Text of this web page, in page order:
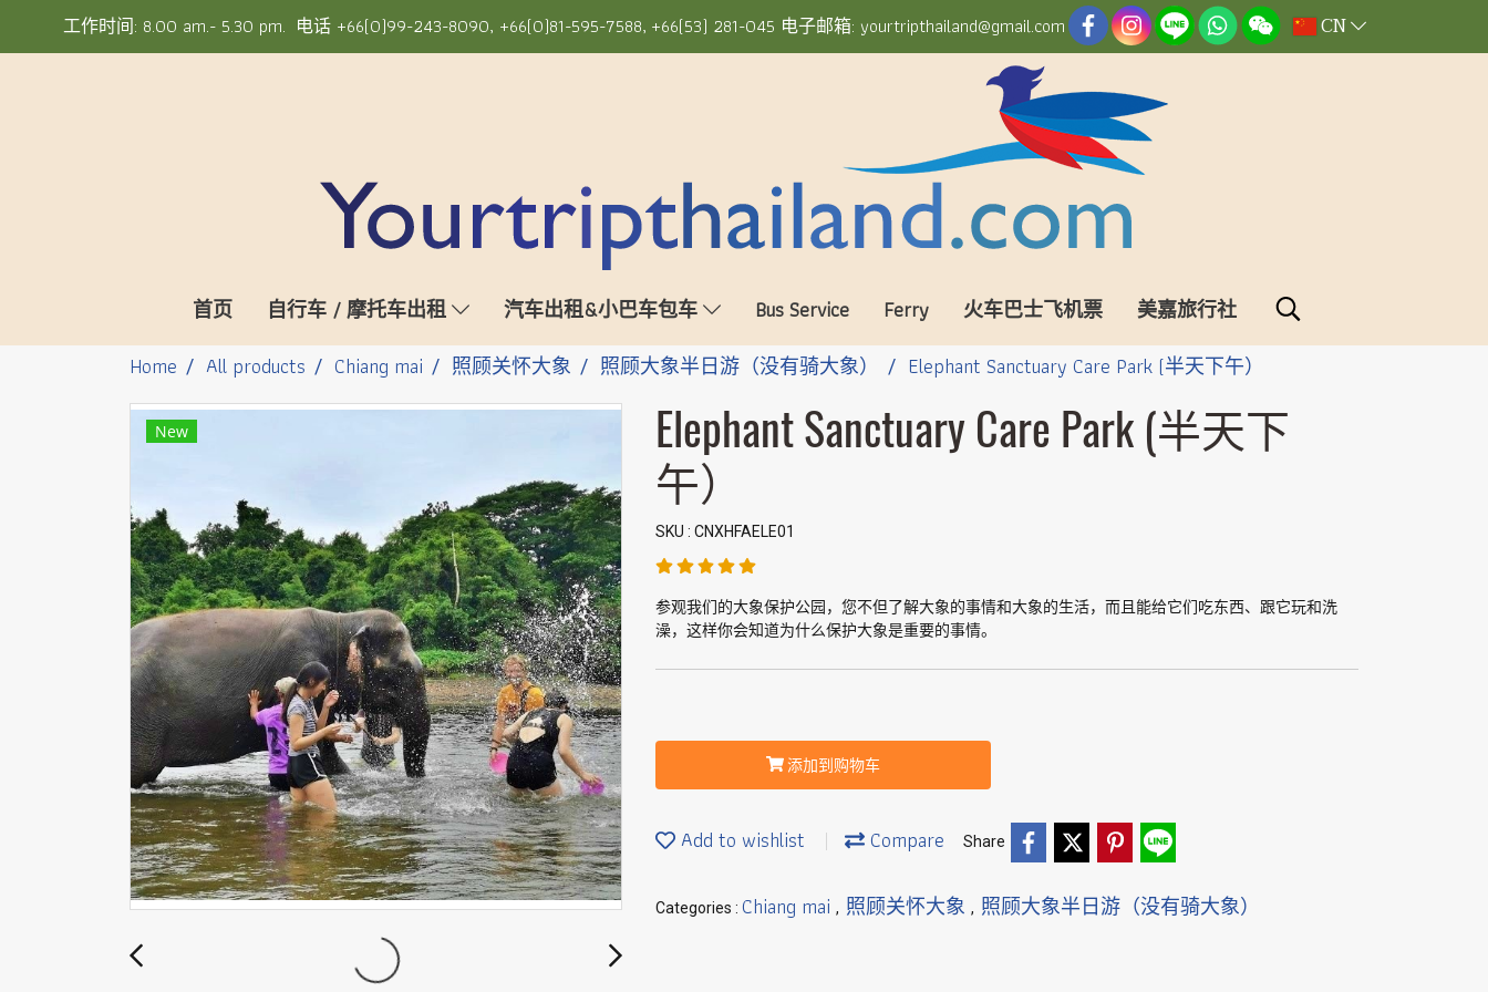
工作时间: 8.00 am.- 5.30 pm. 电话 +66(0)99-243-8090, +66(0)81-595-7588, +66(53) 281-045 电子邮箱: yourtripthailand@gmail.com CN
首页 自行车 / 摩托车出租 汽车出租&小巴车包车 Bus Service Ferry 火车巴士飞机票
美嘉旅行社
Home
All products Chiang mai 照顾关怀大象 照顾大象半日游（没有骑大象） Elephant Sanctuary Care Park (半天下午）
New
Elephant Sanctuary Care Park (半天下
午）
SKU : CNXHFAELE01
参观我们的大象保护公园，您不但了解大象的事情和大象的生活，而且能给它们吃东西、跟它玩和洗
澡，这样你会知道为什么保护大象是重要的事情。
添加到购物车
Add to wishlist Compare Share
Categories : Chiang mai , 照顾关怀大象 , 照顾大象半日游（没有骑大象）